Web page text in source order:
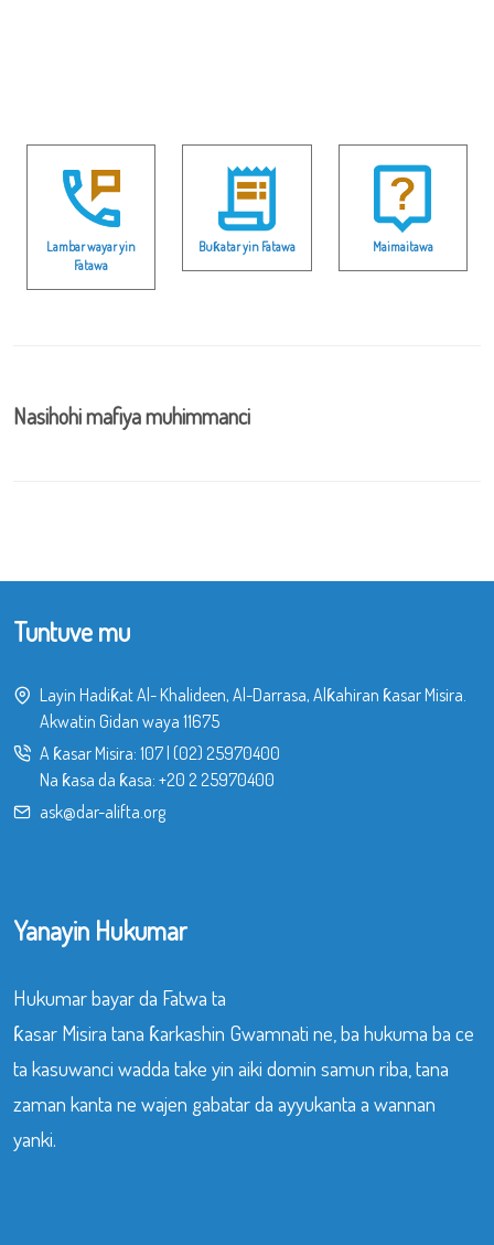
Lambar wayar yin
Fatawa
Buƙatar yin Fatawa Maimaitawa
Nasihohi mafiya muhimmanci
Tuntuve mu
Layin Hadiƙat Al- Khalideen, Al-Darrasa, Alƙahiran ƙasar Misira.
Akwatin Gidan waya 11675
A ƙasar Misira: 107| (02) 25970400
Na ƙasa da ƙasa: +20 2 25970400
ask@dar-alifta.org
Yanayin Hukumar
Hukumar bayar da Fatwa ta
ƙasar Misira tana ƙarkashin Gwamnati ne, ba hukuma ba ce
ta kasuwanci wadda take yin aiki domin samun riba, tana
zaman kanta ne wajen gabatar da ayyukanta a wannan
yanki.